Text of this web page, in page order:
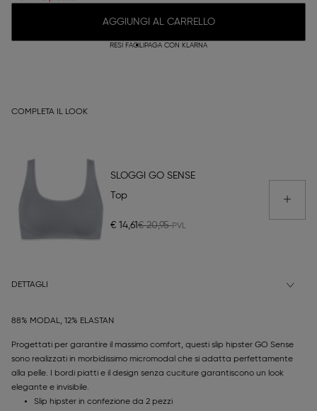
AGGIUNGI AL CARRELLO
RESI FACILI PAGA CON KLARNA
COMPLETA IL LOOK
SLOGGI GO SENSE
Top
€ 14,61€ 20,95
DETTAGLI
88% MODAL, 12% ELASTAN
Progettati per garantire il massimo comfort, questi slip hipster GO Sense
sono realizzati in morbidissimo micromodal che si adatta perfettamente
alla pelle. I bordi piatti e il design senza cuciture garantiscono un look
elegante e invisibile.
Slip hipster in confezione da 2 pezzi